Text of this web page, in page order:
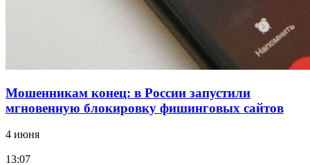
Мошенникам конец: в России запустили
мгновенную блокировку фишинговых сайтов
4 июня
13:07